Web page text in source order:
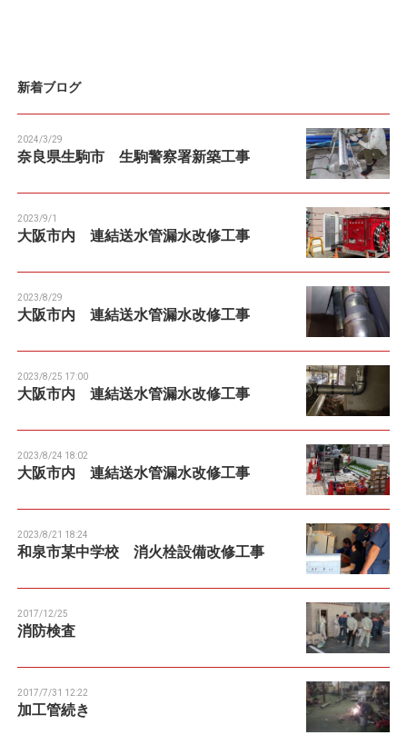
新着ブログ
2024/3/29
奈良県生駒市 生駒警察署新築工事
2023/9/1
大阪市内 連結送水管漏水改修工事
2023/8/29
大阪市内 連結送水管漏水改修工事
2023/8/25 17:00
大阪市内 連結送水管漏水改修工事
2023/8/24 18:02
大阪市内 連結送水管漏水改修工事
2023/8/21 18:24
和泉市某中学校 消火栓設備改修工事
2017/12/25
消防検査
2017/7/31 12:22
加工管続き